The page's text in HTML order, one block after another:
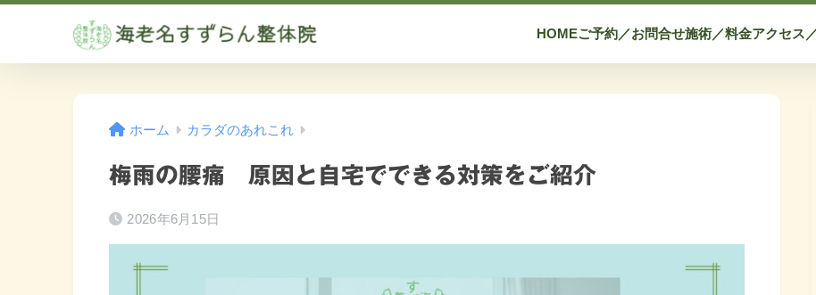
HOMEご予約／お問合せ施術／料金アクセス
ホーム カラダのあれこれ
梅雨の腰痛 原因と自宅でできる対策をご紹介
2026年6月15日